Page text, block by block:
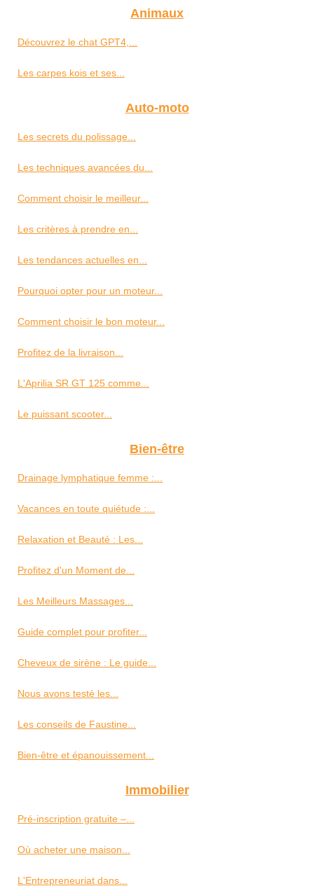
Animaux
Découvrez le chat GPT4,...
Les carpes kois et ses...
Auto-moto
Les secrets du polissage...
Les techniques avancées du...
Comment choisir le meilleur...
Les critères à prendre en...
Les tendances actuelles en...
Pourquoi opter pour un moteur...
Comment choisir le bon moteur...
Profitez de la livraison...
L'Aprilia SR GT 125 comme...
Le puissant scooter...
Bien-être
Drainage lymphatique femme :...
Vacances en toute quiétude :...
Relaxation et Beauté : Les...
Profitez d'un Moment de...
Les Meilleurs Massages...
Guide complet pour profiter...
Cheveux de sirène : Le guide...
Nous avons testé les...
Les conseils de Faustine...
Bien-être et épanouissement...
Immobilier
Pré-inscription gratuite –...
Où acheter une maison...
L'Entrepreneuriat dans...